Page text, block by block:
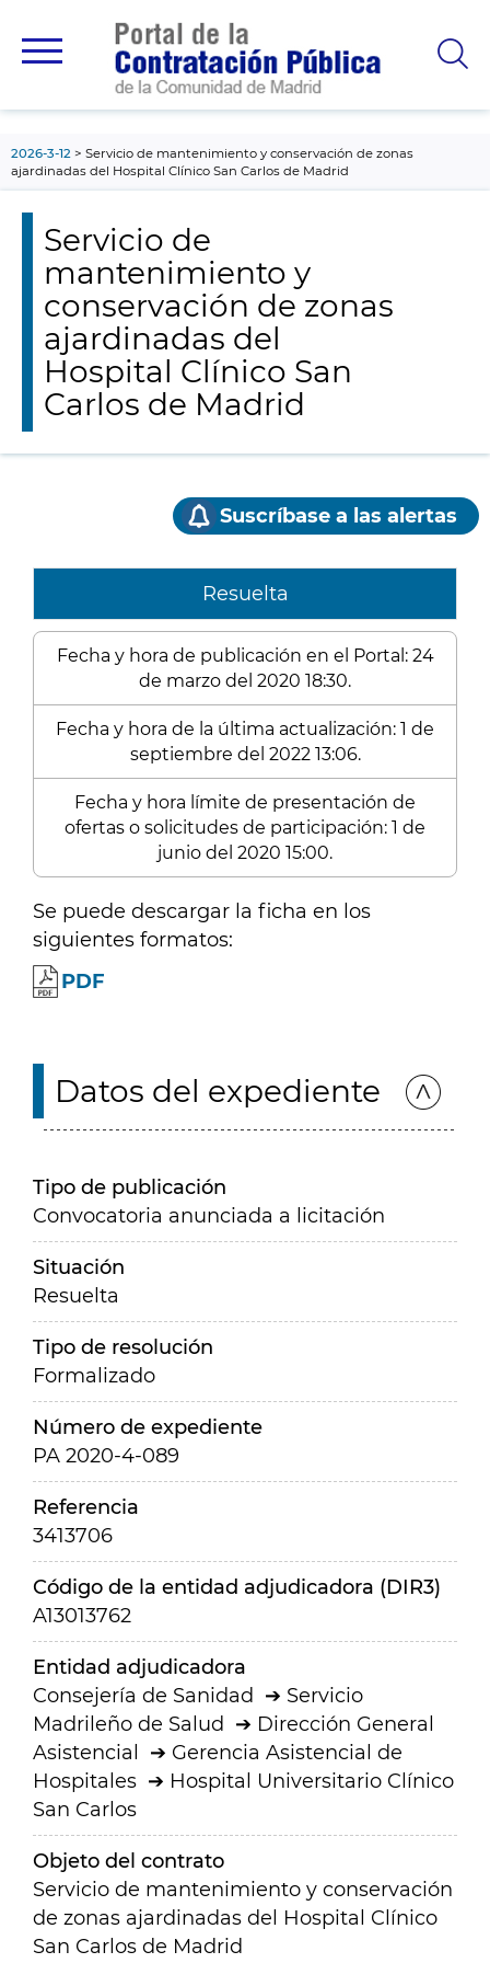
principal
2026-3-12
Servicio de mantenimiento y conservación de zonas
ajardinadas del Hospital Clínico San Carlos de Madrid
Servicio de
mantenimiento y
conservación de zonas
ajardinadas del
Hospital Clínico San
Carlos de Madrid
Suscríbase a las alertas
Resuelta
Fecha y hora de publicación en el Portal: 24
de marzo del 2020 18:30.
Fecha y hora de la última actualización: 1 de
septiembre del 2022 13:06.
Fecha y hora límite de presentación de
ofertas o solicitudes de participación: 1 de
junio del 2020 15:00.
Se puede descargar la ficha en los
siguientes formatos:
PDF
Datos del expediente
Tipo de publicación
Convocatoria anunciada a licitación
Situación
Resuelta
Tipo de resolución
Formalizado
Número de expediente
PA 2020-4-089
Referencia
3413706
Código de la entidad adjudicadora (DIR3)
A13013762
Entidad adjudicadora
Consejería de Sanidad
Servicio
Madrileño de Salud
Dirección General
Asistencial
Gerencia Asistencial de
Hospitales
Hospital Universitario Clínico
San Carlos
Objeto del contrato
Servicio de mantenimiento y conservación
de zonas ajardinadas del Hospital Clínico
San Carlos de Madrid